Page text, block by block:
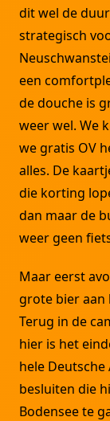
dit wel de
strategisch
een
de douche is
weer wel. We
we gratis OV
alles. De
die korting
dan maar de
weer geen
Maar eerst
grote bier aan
Terug in de
hier is het
hele
besluiten die
Bodensee te